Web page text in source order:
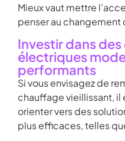
Mieux vaut mettre
penser au
Investir dans
électriques
performants
Si vous envisagez de
chauffage vieillissant,
orienter vers des
plus efficaces, telles